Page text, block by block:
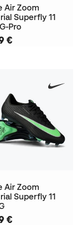
Air Zoom
Superfly 11
Pro
€
Air Zoom
Superfly 11
€